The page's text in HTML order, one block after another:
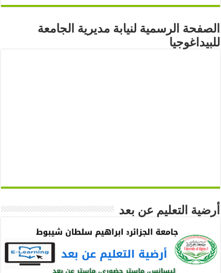
الصفحة الرسمية لنيابة مديرية الجامعة
للبيداغوجيا
أرضية التعليم عن بعد